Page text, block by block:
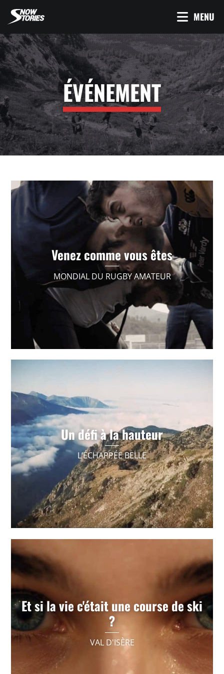
MENU
ÉVÉNEMENT
Venez comme vous êtes
MONDIAL DU RUGBY AMATEUR
Promotion événementiel
VOIR +
Un défi à la hauteur
L’ÉCHAPPÉE BELLE
Série immersive documentaire promotion
événementiel
VOIR +
Et si la vie c'était une course de ski
?
VAL D'ISÈRE
Mini-série pub digitale, promotion événementiel
VOIR +